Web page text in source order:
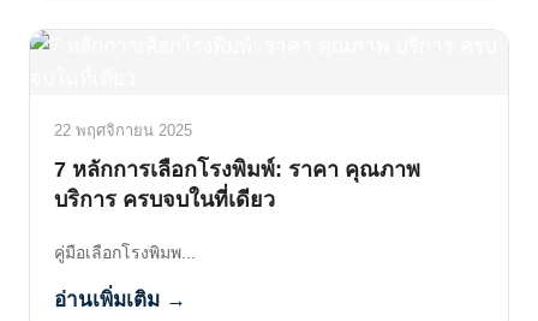
22 พฤศจิกายน 2025
7 หลักการเลือกโรงพิมพ์: ราคา คุณภาพ
บริการ ครบจบในที่เดียว
คู่มือเลือกโรงพิมพ...
อ่านเพิ่มเติม →